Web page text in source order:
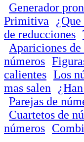
Generador
Primitiva
de reducciones
Apariciones de
números
calientes Los
mas salen
Parejas de
Cuartetos de
números